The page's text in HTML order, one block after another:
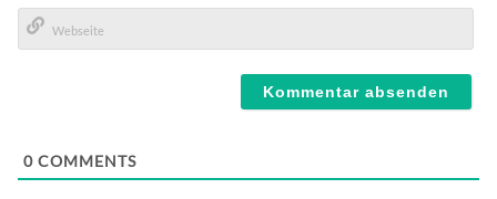
E-
Mail*
0 COMMENTS